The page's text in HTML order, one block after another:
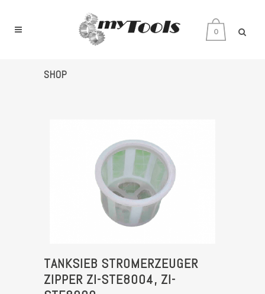
0
SHOP
TANKSIEB STROMERZEUGER
ZIPPER ZI-STE8004, ZI-